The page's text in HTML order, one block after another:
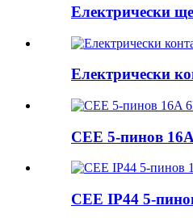
Електрически
Електрически
CEE 5-пинов
CEE IP44 5-